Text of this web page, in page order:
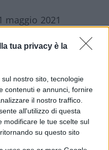
tua privacy è la
nostro sito, tecnologie
contenuti e annunci, fornire
il nostro traffico.
all'utilizzo di questa
modificare le tue scelte sul
su questo sito
maggio 2021
13
Leggi i commenti